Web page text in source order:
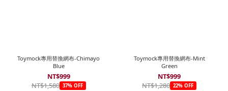
Toymock專用替換網布-Chimayo
Blue
NT$999
NT$1,580 37% OFF
Toymock專用替換網布-Mint
Green
NT$999
NT$1,280 22% OFF